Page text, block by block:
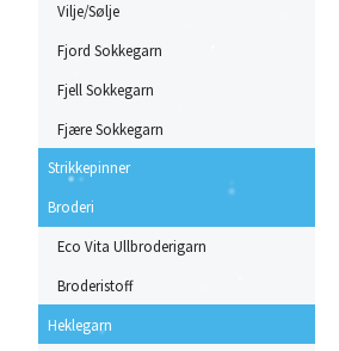
Vilje/Sølje
Fjord Sokkegarn
Fjell Sokkegarn
Fjære Sokkegarn
Strikkepinner
Broderi
Eco Vita Ullbroderigarn
Broderistoff
Heklegarn